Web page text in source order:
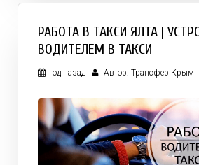
РАБОТА В ТАКСИ ЯЛТА |
ВОДИТЕЛЕМ В ТАКСИ
год назад Автор: Трансфер Крым